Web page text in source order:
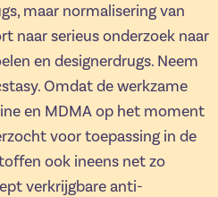
maar normalisering van
naar serieus onderzoek naar
en designerdrugs. Neem
Omdat de werkzame
en MDMA op het moment
voor toepassing in de
ook ineens net zo
verkrijgbare anti-